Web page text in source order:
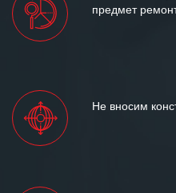
предмет
Не вносим